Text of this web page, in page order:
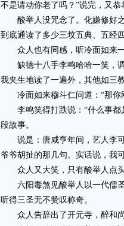
不是请动你老了吗？”说完，又恭
酸举人没咒念了。化嫌修好之
到底通读了多少三坟五典、五经
众人也有同感，听冷面如来一
缺德十八手李鸣哈哈一笑，调
我夹生地读了一遍外，其他如三
冷面如来穆斗仁问道：“那你
李鸣笑得打跌说：“什么事都
段故事。
说是：唐咸亨年间，艺人李可
爷爷胡扯的那几句。实话说，我
众人又大笑，只有酸举人点头
六阳毒煞见酸举人以一代儒圣
听得三圣无不赞叹称奇。
众人告辞出了开元寺，醉和尚